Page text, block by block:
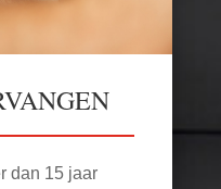
dan 15 jaar